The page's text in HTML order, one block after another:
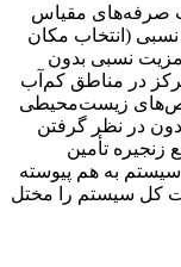
صرفه‌های مقیاس
(انتخاب مکان
نسبی بدون
در مناطق کم‌آب
زیست‌محیطی
در نظر گرفتن
زنجیره تأمین
به هم پیوسته
کل سیستم را مختل